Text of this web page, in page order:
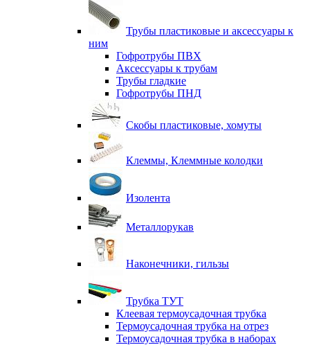
Трубы пластиковые и аксессуары к
ним
Гофротрубы ПВХ
Аксессуары к трубам
Трубы гладкие
Гофротрубы ПНД
Скобы пластиковые, хомуты
Клеммы, Клеммные колодки
Изолента
Металлорукав
Наконечники, гильзы
Трубка ТУТ
Клеевая термоусадочная трубка
Термоусадочная трубка на отрез
Термоусадочная трубка в наборах